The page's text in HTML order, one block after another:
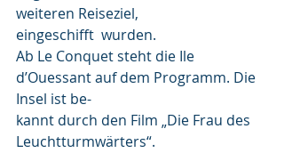
weiteren Reiseziel,
eingeschifft  wurden.
Ab Le Conquet steht die Ile
d’Ouessant auf dem Programm. Die
Insel ist be-
kannt durch den Film „Die Frau des
Leuchtturmwärters“.